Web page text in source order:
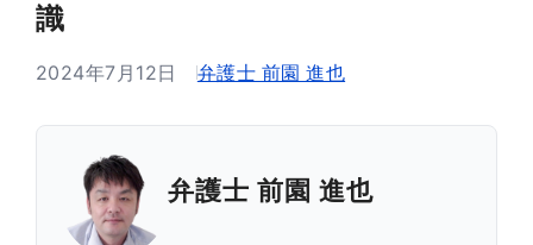
識
2024年7月12日 弁護士 前園 進也
弁護士 前園 進也